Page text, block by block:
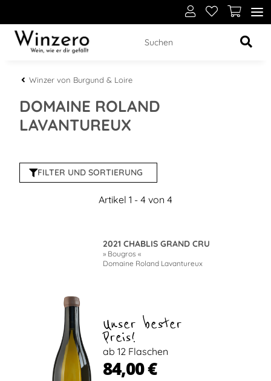
Winzer von Burgund & Loire
DOMAINE ROLAND
LAVANTUREUX
FILTER UND SORTIERUNG
Artikel 1 - 4 von 4
2021 CHABLIS GRAND CRU
» Bougros «
Domaine Roland Lavantureux
Unser bester
Preis!
ab 12 Flaschen
84,00 €